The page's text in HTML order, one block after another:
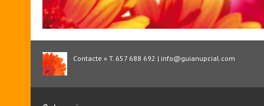
Contacte » T. 657 688 692 | info@guianupcial.com